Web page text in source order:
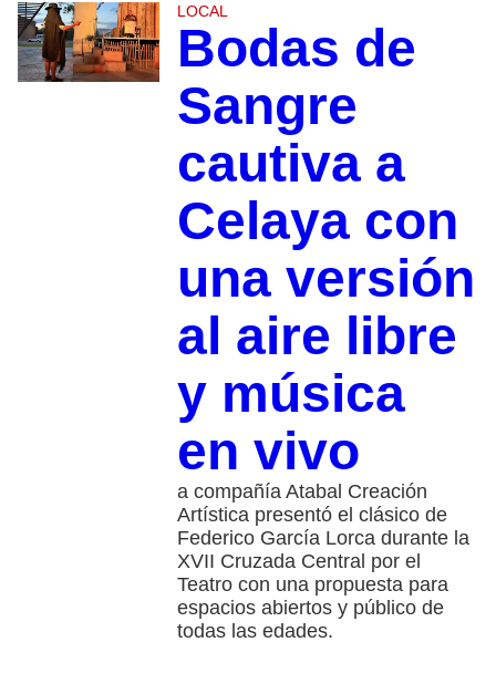
LOCAL
Bodas de
Sangre
cautiva a
Celaya con
una versión
al aire libre
y música
en vivo
a compañía Atabal Creación
Artística presentó el clásico de
Federico García Lorca durante la
XVII Cruzada Central por el
Teatro con una propuesta para
espacios abiertos y público de
todas las edades.